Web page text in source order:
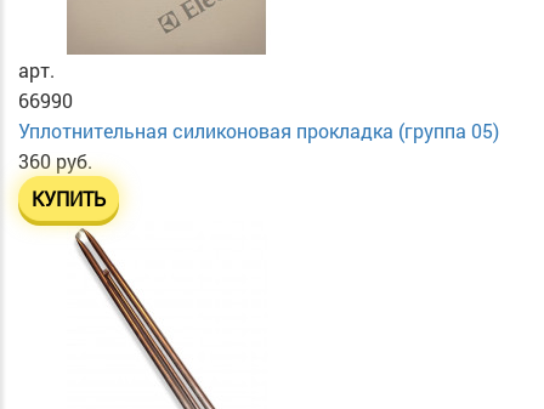
арт.
66990
Уплотнительная силиконовая прокладка (группа 05)
360 руб.
КУПИТЬ